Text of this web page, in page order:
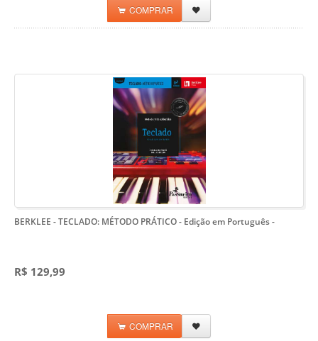
COMPRAR
BERKLEE - TECLADO: MÉTODO PRÁTICO - Edição em Português-
R$ 129,99
COMPRAR